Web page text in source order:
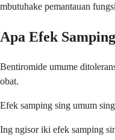
mbutuhake pemantauan
Apa Efek
Bentiromide umume
obat.
Efek samping sing umum
Ing ngisor iki efek samping